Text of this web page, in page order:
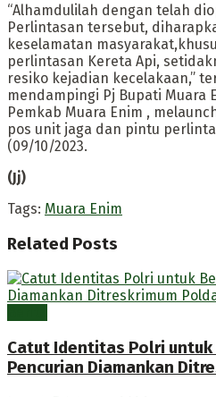
“Alhamdulilah dengan telah
Perlintasan tersebut,
keselamatan
perlintasan Kereta Api,
resiko kejadian kecelakaan,”
mendampingi Pj Bupati Muara
Pemkab Muara Enim ,
pos unit jaga dan pintu
(09/10/2023.
(Jj)
Tags: Muara Enim
Related Posts
Catut Identitas Polri untuk
Pencurian Diamankan